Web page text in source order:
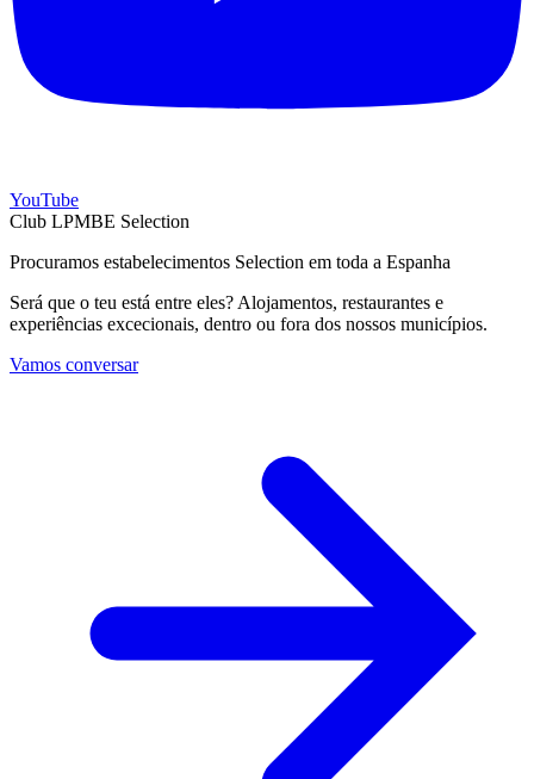
YouTube
Club LPMBE Selection
Procuramos estabelecimentos Selection em toda a Espanha
Será que o teu está entre eles? Alojamentos, restaurantes e
experiências excecionais, dentro ou fora dos nossos municípios.
Vamos conversar